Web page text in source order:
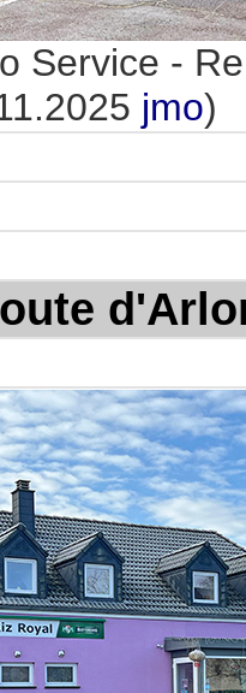
Service -
jmo)